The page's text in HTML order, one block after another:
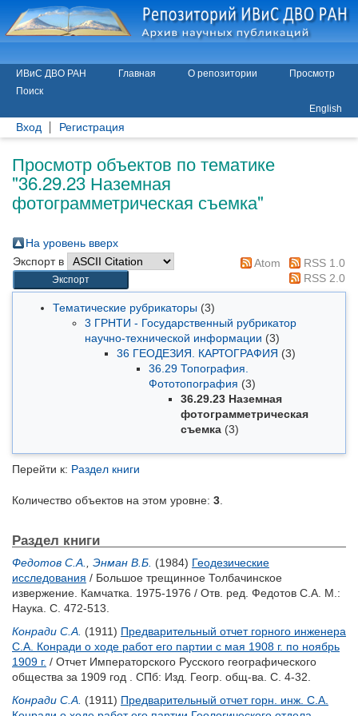
ИВиС ДВО РАН Главная О репозитории
Просмотр
Поиск
English
Вход Регистрация
Просмотр объектов по тематике
"36.29.23 Наземная
фотограмметрическая съемка"
На уровень вверх
Экспорт в
Atom
RSS 1.0
RSS 2.0
Тематические рубрикаторы (3)
3 ГРНТИ - Государственный рубрикатор
научно-технической информации (3)
36 ГЕОДЕЗИЯ. КАРТОГРАФИЯ (3)
36.29 Топография.
Фототопография (3)
36.29.23 Наземная
фотограмметрическая
съемка (3)
Перейти к: Раздел книги
Количество объектов на этом уровне: 3
Раздел книги
Федотов С.А. Энман В.Б. (1984) Геодезические
исследования / Большое трещинное Толбачинское
извержение. Камчатка. 1975-1976 / Отв. ред. Федотов С.А. М.:
Наука. С. 472-513.
Конради С.А. (1911) Предварительный отчет горного инженера
С.А. Конради о ходе работ его партии с мая 1908 г. по ноябрь
1909 г. / Отчет Императорского Русского географического
общества за 1909 год . СПб: Изд. Геогр. общ-ва. С. 4-32.
Конради С.А. (1911) Предварительный отчет горн. инж. С.А.